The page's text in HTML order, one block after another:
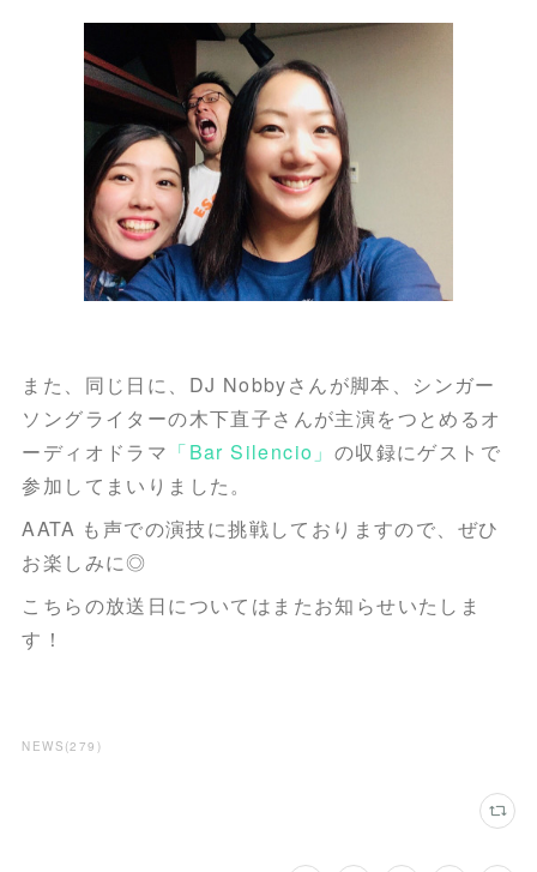
また、同じ日に、DJ Nobbyさんが脚本、シンガー
ソングライターの木下直子さんが主演をつとめるオ
ーディオドラマ 「Bar Silencio」 の収録にゲストで
参加してまいりました。
AATA も声での演技に挑戦しておりますので、ぜひ
お楽しみに◎
こちらの放送日についてはまたお知らせいたしま
す！
NEWS (279 )